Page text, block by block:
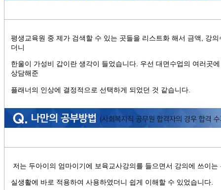
평생교육원 중 제가 검색할 수 있는 곳들을 리스트화 해서 금액, 강
더니
한울이 가성비 갑이란 생각이 들었습니다. 우선 대면수업의 여러곳
상담해준
플래너의 인상에 결정적으로 선택하게 되었던 것 같습니다.
저는 두아이의 엄마이기에 보육교사강의를 들으면서 강의에 쓰이
실생활에 바로 적용하여 사용하였더니 쉽게 이해할 수 있었습니다.